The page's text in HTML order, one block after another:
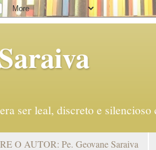
ser leal, discreto e
O AUTOR: Pe. Geovane Saraiva